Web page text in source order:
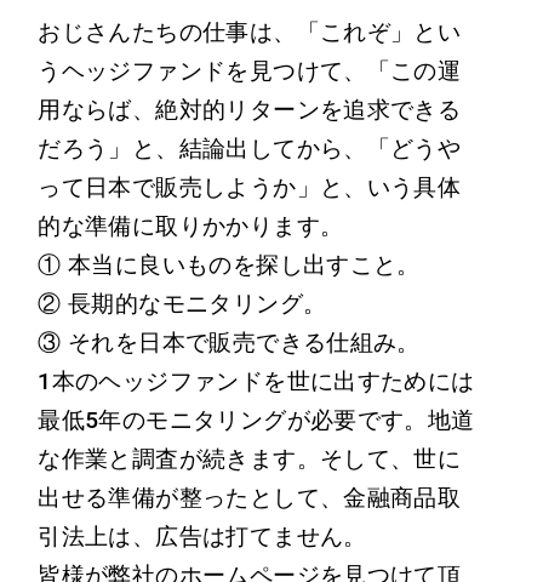
おじさんたちの仕事は、「これぞ」とい
うヘッジファンドを見つけて、「この運
用ならば、絶対的リターンを追求できる
だろう」と、結論出してから、「どうや
って日本で販売しようか」と、いう具体
的な準備に取りかかります。
① 本当に良いものを探し出すこと。
② 長期的なモニタリング。
③ それを日本で販売できる仕組み。
1本のヘッジファンドを世に出すためには
最低5年のモニタリングが必要です。地道
な作業と調査が続きます。そして、世に
出せる準備が整ったとして、金融商品取
引法上は、広告は打てません。
皆様が弊社のホームページを見つけて頂